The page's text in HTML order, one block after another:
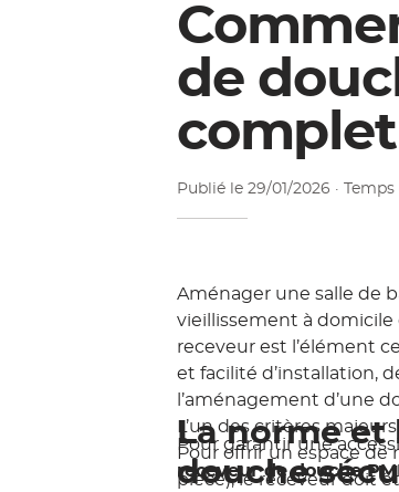
de
Publié le 29/01/2026 ·
Aménager une salle de
vieillissement à
receveur est l’élément
et facilité d’installation,
l’aménagement d’une
La norme et
douche
Pour garantir une
receveur de douche
L’un des critères
Pour offrir un espace de
pièce), le receveur doit